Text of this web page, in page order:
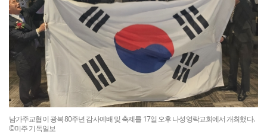
남가주교협이 광복 80주년 감사예배 및 축제를 17일 오후 나성영락교회에서 개최했다.
©미주 기독일보